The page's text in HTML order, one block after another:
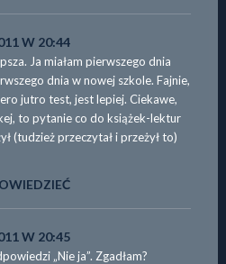
W 20:44
Ja miałam pierwszego dnia
dnia w nowej szkole. Fajnie,
jutro test, jest lepiej. Ciekawe,
to pytanie co do książek-lektur
(tudzież przeczytał i przeżył to)
W 20:45
„Nie ja”. Zgadłam?